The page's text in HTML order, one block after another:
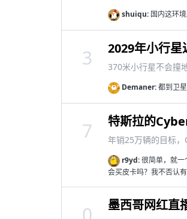
shuiqu: 国内这环
2029年小行星
370米小行星不会撞
Demaner:都到卫
3
特斯拉的
年销25万辆的目标
r9yd:很简单，就
会买皮卡吗？我不否认
7
墨西哥网红直